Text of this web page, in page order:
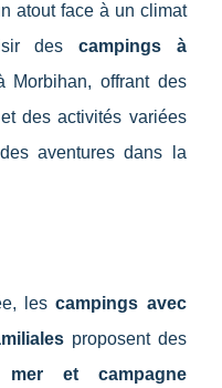
atout face à un climat
des campings à
Morbihan, offrant des
des activités variées
aventures dans la
lescampings avec
proposent des
mer et campagne